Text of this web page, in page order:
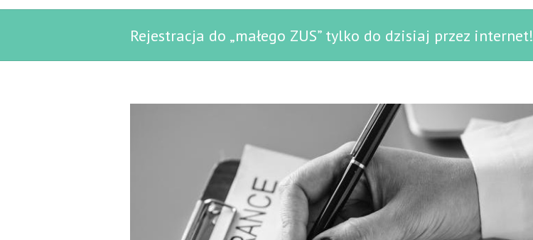
Rejestracja do „małego ZUS” tylko do dzisiaj przez internet!